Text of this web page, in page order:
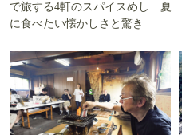
で旅する4軒のスパイスめし 夏
に食べたい懐かしさと驚き